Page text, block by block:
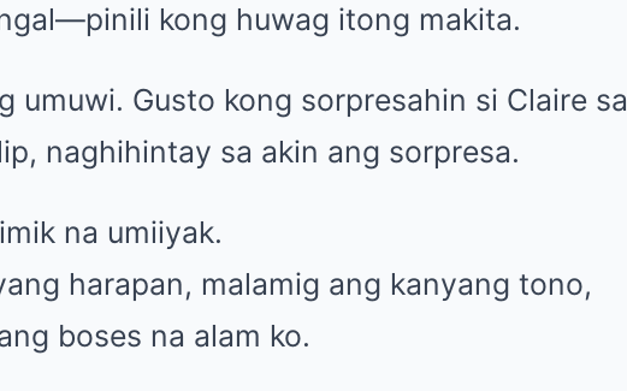
kong huwag itong makita.
umuwi. Gusto kong sorpresahin si Claire sa
naghihintay sa akin ang sorpresa.
na umiiyak.
harapan, malamig ang kanyang tono,
boses na alam ko.